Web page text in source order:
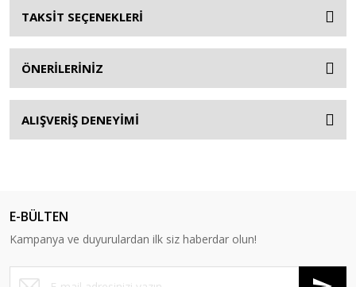
TAKSİT SEÇENEKLERİ
ÖNERİLERİNİZ
ALIŞVERİŞ DENEYİMİ
E-BÜLTEN
Kampanya ve duyurulardan ilk siz haberdar olun!